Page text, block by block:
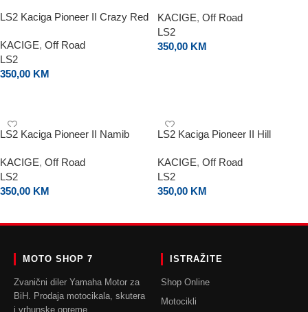
LS2 Kaciga Pioneer II Crazy Red
KACIGE, Off Road
LS2
350,00 KM
KACIGE, Off Road
LS2
350,00 KM
LS2 Kaciga Pioneer II Namib
KACIGE, Off Road
LS2
350,00 KM
LS2 Kaciga Pioneer II Hill
KACIGE, Off Road
LS2
350,00 KM
MOTO SHOP 7
Zvanični diler Yamaha Motor za
BiH. Prodaja motocikala, skutera
i vrhunske opreme.
ISTRAŽITE
Shop Online
Motocikli